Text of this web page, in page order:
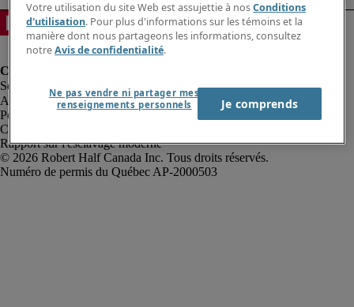
Alerte à la fraude
Politique de confidentialité
Conditions d’utilisation
Rapport sur l'esclavage moderne
Robert Half Canada Inc. Tous droits réservés.
Votre utilisation du site Web est assujettie à nosConditions
d'utilisation. Pour plus d'informations sur les témoins et la
manière dont nous partageons les informations, consultez
notreAvis de confidentialité.
Ne pas vendre ni partager mes
renseignements personnels
Je comprends